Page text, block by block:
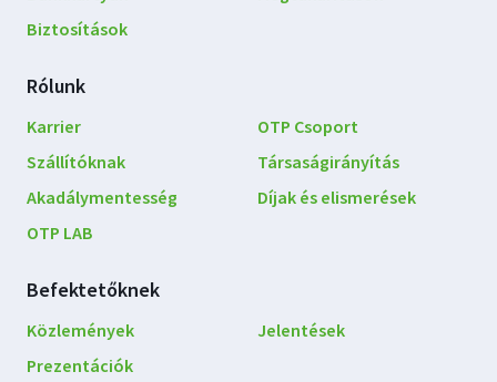
Biztosítások
Rólunk
Karrier
Szállítóknak
Akadálymentesség
OTP LAB
OTP Csoport
Társaságirányítás
Díjak és elismerések
Befektetőknek
Közlemények
Jelentések
Prezentációk